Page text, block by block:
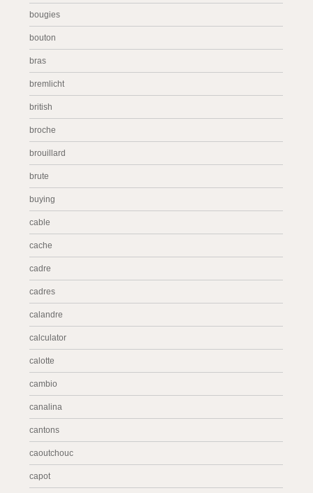
bougies
bouton
bras
bremlicht
british
broche
brouillard
brute
buying
cable
cache
cadre
cadres
calandre
calculator
calotte
cambio
canalina
cantons
caoutchouc
capot